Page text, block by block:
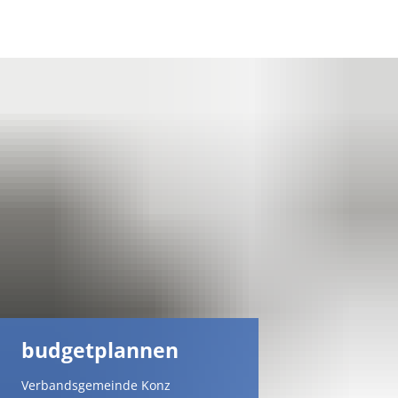
budgetplannen
Verbandsgemeinde Konz